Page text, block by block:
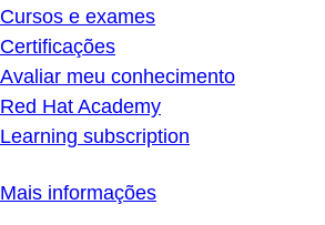
Cursos e exames
Certificações
Avaliar meu conhecimento
Red Hat Academy
Learning subscription
Mais informações